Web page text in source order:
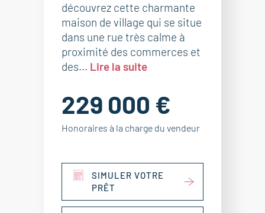
découvrez cette charmante
maison de village qui se situe
dans une rue très calme à
proximité des commerces et
des... Lire la suite
229 000 €
Honoraires à la charge du vendeur
SIMULER VOTRE
PRÊT